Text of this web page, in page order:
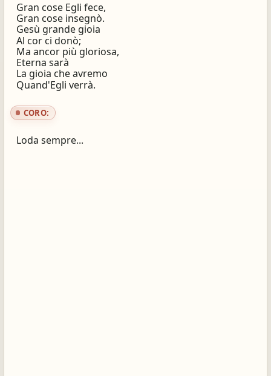
Gran cose Egli fece,
Gran cose insegnò.
Gesù grande gioia
Al cor ci donò;
Ma ancor più gloriosa,
Eterna sarà
La gioia che avremo
Quand'Egli verrà.
CORO:
Loda sempre...